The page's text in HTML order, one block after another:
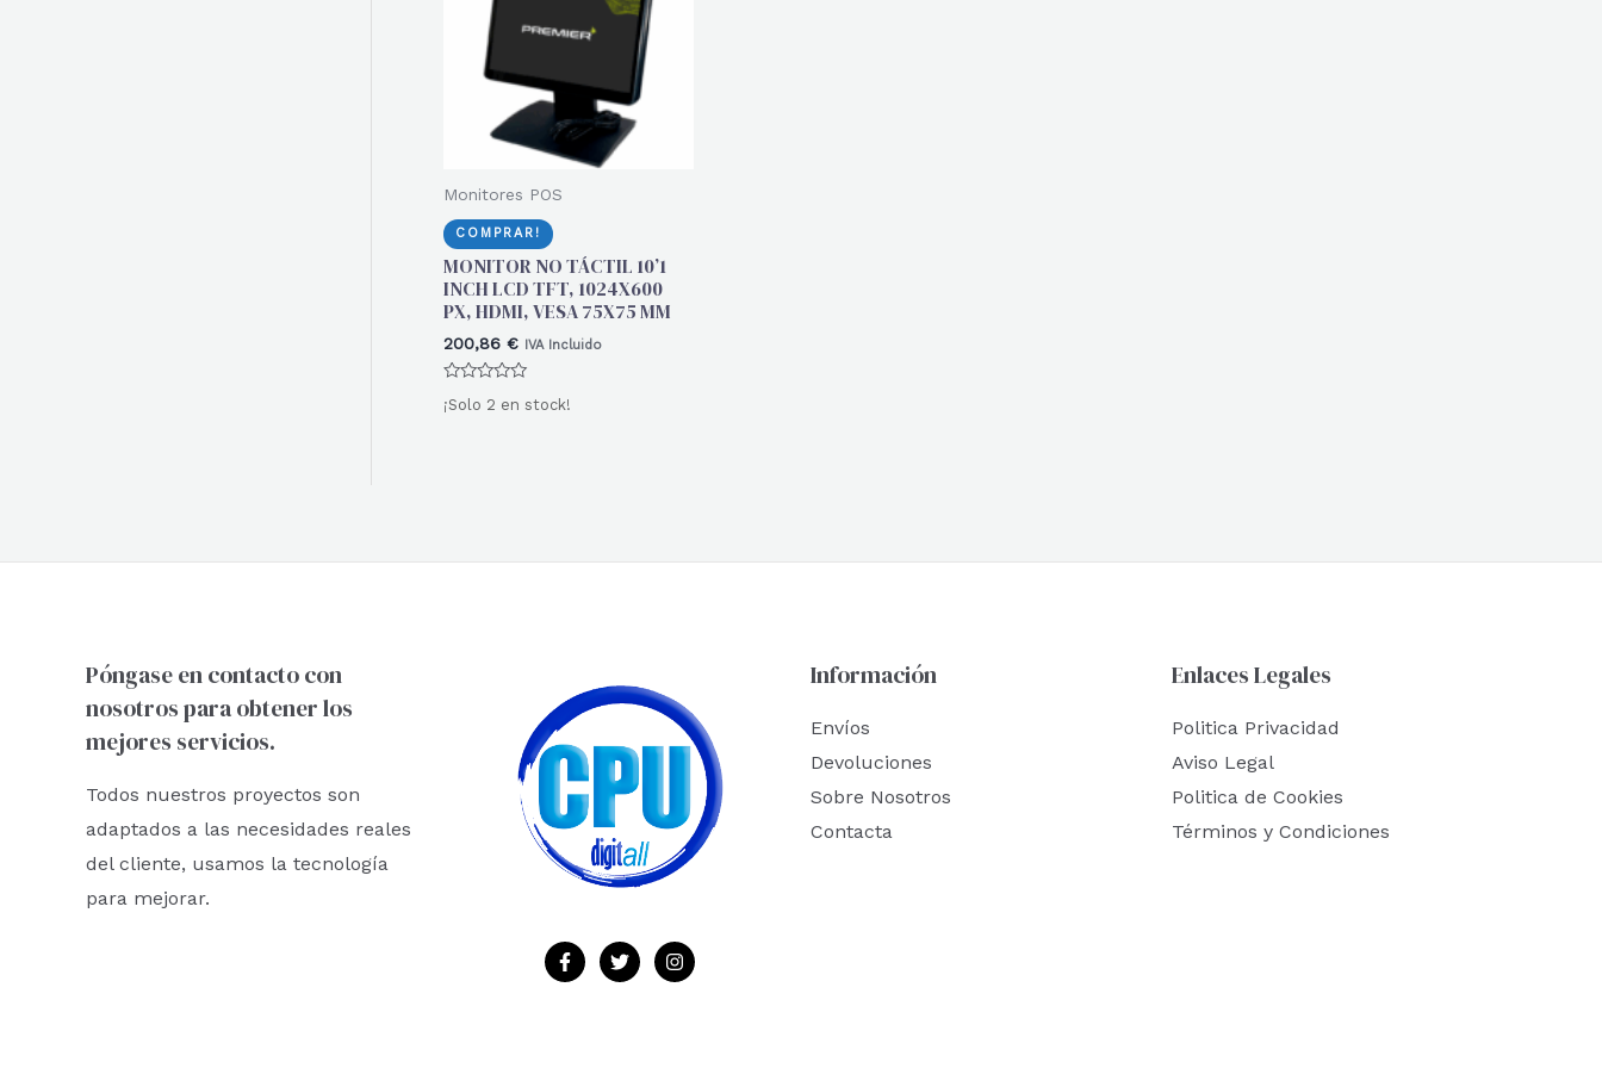
Monitores POS
COMPRAR!
MONITOR NO TÁCTIL 10’1
INCH LCD TFT, 1024X600
PX, HDMI, VESA 75X75 MM
200,86 € IVA Incluido
Valorado
con
¡Solo 2 en stock!
Póngase en contacto con
nosotros para obtener los
mejores servicios.
Todos nuestros proyectos son
adaptados a las necesidades reales
del cliente, usamos la tecnología
para mejorar.
Información
Envíos
Devoluciones
Sobre Nosotros
Contacta
Enlaces Legales
Politica Privacidad
Aviso Legal
Politica de Cookies
Términos y Condiciones